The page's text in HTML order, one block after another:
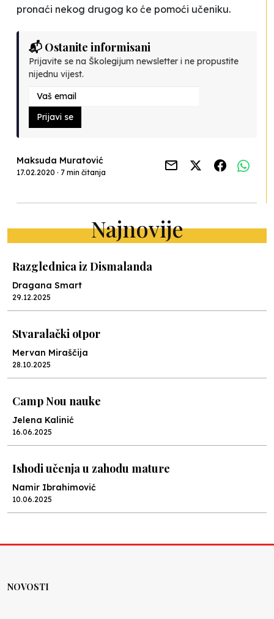
pronaći nekog drugog ko će pomoći učeniku.
📬 Ostanite informisani
Prijavite se na Školegijum newsletter i ne propustite
nijednu vijest.
Prijavi se
Maksuda Muratović
17.02.2020 · 7 min čitanja
Najnovije
Razglednica iz Dismalanda
Dragana Smart
29.12.2025
Stvaralački otpor
Mervan Miraščija
28.10.2025
Camp Nou nauke
Jelena Kalinić
16.06.2025
Ishodi učenja u zahodu mature
Namir Ibrahimović
10.06.2025
NOVOSTI